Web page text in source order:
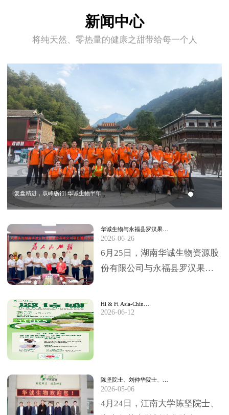
新闻中心
将纯天然、零热量的健康之甜带给每一个人
复盘精进，双峰砺行| 华诚生物半年…
华诚生物与永福县罗汉果…
2026-06-26
6月25日，湖南华诚生物资源股
份有限公司与永福县罗汉果深
举行。永福县委书…
Hi & Fi Asia-Chin…
2026-06-12
陈坚院士、刘仲华院士、…
2026-05-06
4月24日，江南大学陈坚院士、